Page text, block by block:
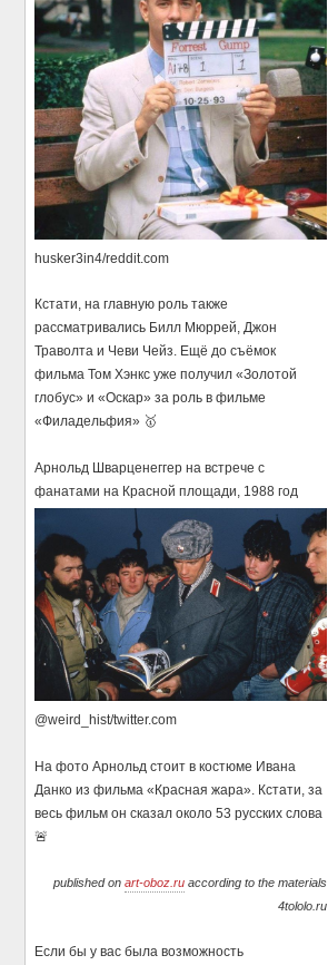
husker3in4/reddit.com
Кстати, на главную роль также
рассматривались Билл Мюррей, Джон
Траволта и Чеви Чейз. Ещё до съёмок
фильма Том Хэнкс уже получил «Золотой
глобус» и «Оскар» за роль в фильме
«Филадельфия» 🥇
Арнольд Шварценеггер на встрече с
фанатами на Красной площади, 1988 год
@weird_hist/twitter.com
На фото Арнольд стоит в костюме Ивана
Данко из фильма «Красная жара». Кстати, за
весь фильм он сказал около 53 русских слова
🚨
published on art-oboz.ruaccording to the materials
4tololo.ru
Если бы у вас была возможность